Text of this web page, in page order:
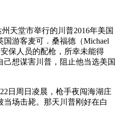
游客麦可．桑福德（Michael
安保人员的配枪，所幸未能得
想谋害川普，阻止他当选美国
日周日凌晨，枪手夜闯海湖庄
当场击毙。那天川普刚好在白